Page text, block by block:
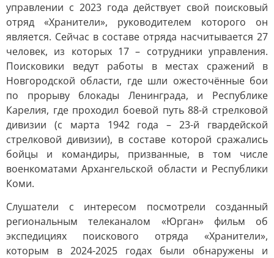
управлении с 2023 года действует свой поисковый
отряд «Хранители», руководителем которого он
является. Сейчас в составе отряда насчитывается 27
человек, из которых 17 – сотрудники управления.
Поисковики ведут работы в местах сражений в
Новгородской области, где шли ожесточённые бои
по прорыву блокады Ленинграда, и Республике
Карелия, где проходил боевой путь 88-й стрелковой
дивизии (с марта 1942 года – 23-й гвардейской
стрелковой дивизии), в составе которой сражались
бойцы и командиры, призванные, в том числе
военкоматами Архангельской области и Республики
Коми.
Слушатели с интересом посмотрели созданный
региональным телеканалом «Юрган» фильм об
экспедициях поискового отряда «Хранители»,
которым в 2024-2025 годах были обнаружены и